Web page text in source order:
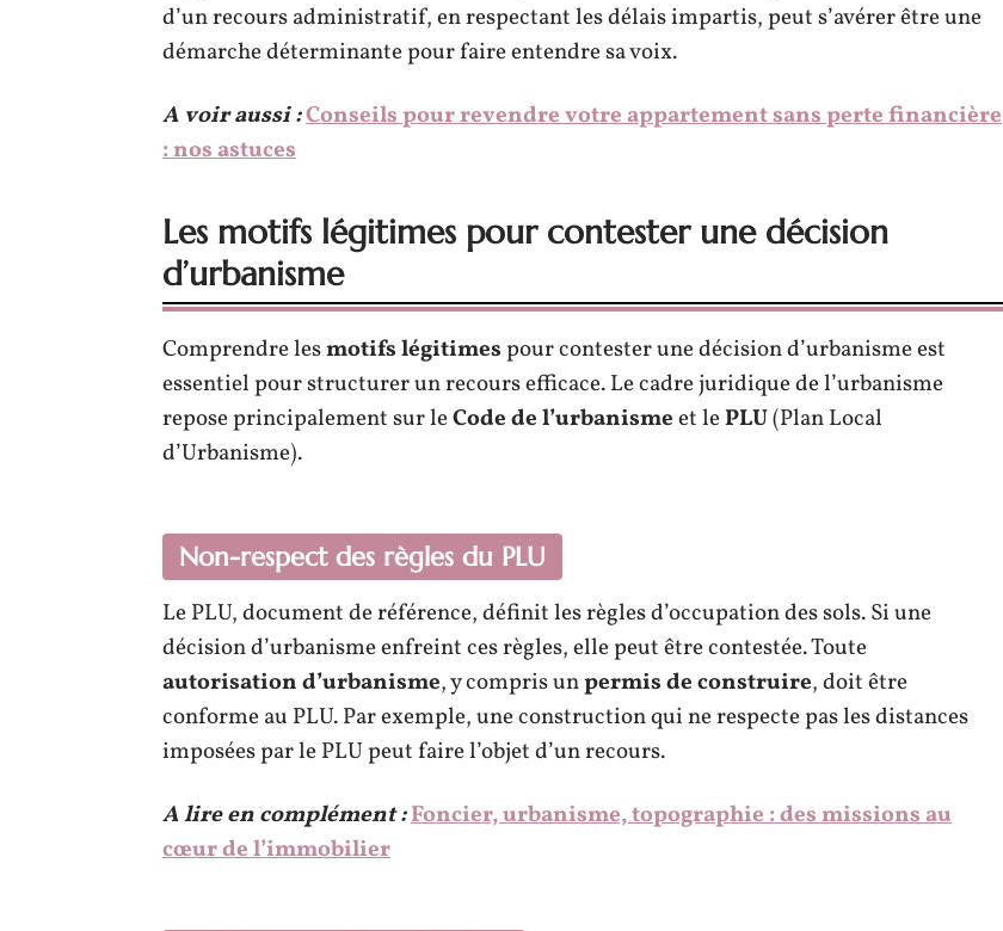
d’un recours administratif, en respectant les délais impartis, peut s’avérer être une
démarche déterminante pour faire entendre sa voix.
A voir aussi :Conseils pour revendre votre appartement sans perte financière
: nos astuces
Les motifs légitimes pour contester une décision
d’urbanisme
Comprendre lesmotifs légitimespour contester une décision d’urbanisme est
essentiel pour structurer un recours efficace. Le cadre juridique de l’urbanisme
repose principalement sur leCode de l’urbanismeet lePLU(Plan Local
d’Urbanisme).
Non-respect des règles du PLU
Le PLU, document de référence, définit les règles d’occupation des sols. Si une
décision d’urbanisme enfreint ces règles, elle peut être contestée. Toute
autorisation d’urbanisme, y compris unpermis de construire, doit être
conforme au PLU. Par exemple, une construction qui ne respecte pas les distances
imposées par le PLU peut faire l’objet d’un recours.
A lire en complément :Foncier, urbanisme, topographie : des missions au
cœur de l’immobilier